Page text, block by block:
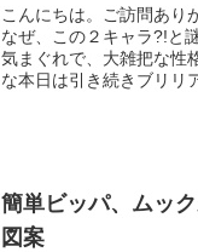
こんにちは。ご訪問あり
なぜ、この２キャラ?!と
気まぐれで、大雑把な性
な本日は引き続きブリリ
簡単ビッパ、ムッ
図案